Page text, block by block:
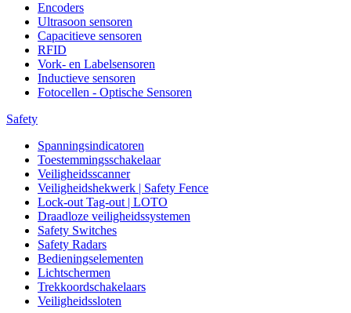
Encoders
Ultrasoon sensoren
Capacitieve sensoren
RFID
Vork- en Labelsensoren
Inductieve sensoren
Fotocellen - Optische Sensoren
Safety
Spanningsindicatoren
Toestemmingsschakelaar
Veiligheidsscanner
Veiligheidshekwerk | Safety Fence
Lock-out Tag-out | LOTO
Draadloze veiligheidssystemen
Safety Switches
Safety Radars
Bedieningselementen
Lichtschermen
Trekkoordschakelaars
Veiligheidssloten